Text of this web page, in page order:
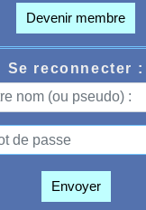
sur 552 arrivants.
de sept
donc ces
Devenir membre
Se reconnecter :
Envoyer